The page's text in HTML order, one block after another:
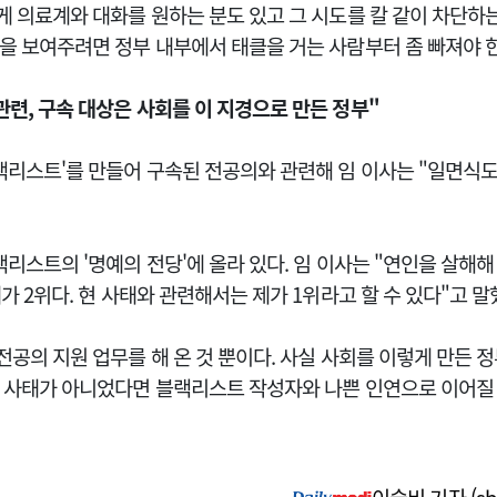
의료계와 대화를 원하는 분도 있고 그 시도를 칼 같이 차단하
보여주려면 정부 내부에서 태클을 거는 사람부터 좀 빠져야
, 구속 대상은 사회를 이 지경으로 만든 정부"
스트'를 만들어 구속된 전공의와 관련해 임 이사는 "일면식
스트의 '명예의 전당'에 올라 있다. 임 이사는 "연인을 살해
2위다. 현 사태와 관련해서는 제가 1위라고 할 수 있다"고
공의 지원 업무를 해 온 것 뿐이다. 사실 사회를 이렇게 만든
태가 아니었다면 블랙리스트 작성자와 나쁜 인연으로 이어